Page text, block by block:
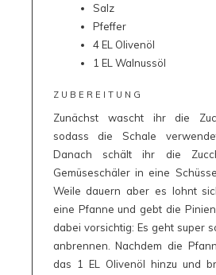
Salz
Pfeffer
4 EL Olivenöl
1 EL Walnussöl
ZUBEREITUNG
Zunächst wascht ihr die
sodass die Schale
Danach schält ihr die
Gemüseschäler in eine
Weile dauern aber es lohnt
eine Pfanne und gebt die
dabei vorsichtig: Es geht super
anbrennen. Nachdem die
das 1 EL Olivenöl hinzu und